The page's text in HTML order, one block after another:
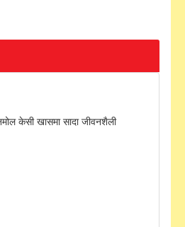
केसी खासमा सादा जीवनशैली